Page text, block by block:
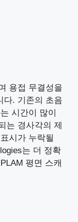
용접 무결성을
다. 기존의 초음
시간이 많이
는 경사각의 제
시가 누락될
는 더 정확
평면 스캐